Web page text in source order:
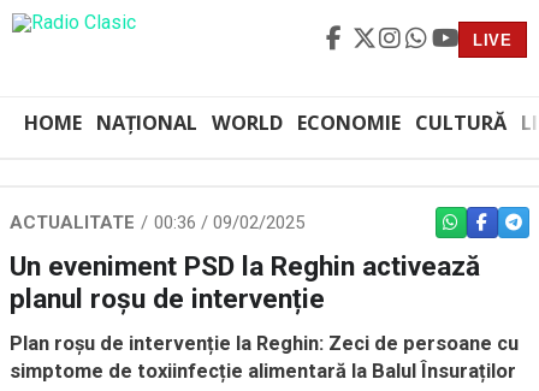
LIVE
HOME NAȚIONAL WORLD ECONOMIE CULTURĂ
ACTUALITATE 00:36 / 09/02/2025 WHATSAPP
Un eveniment PSD la Reghin activează
planul roșu de intervenție
Plan roșu de intervenție la Reghin: Zeci de persoane cu
simptome de toxiinfecție alimentară la Balul Însuraților